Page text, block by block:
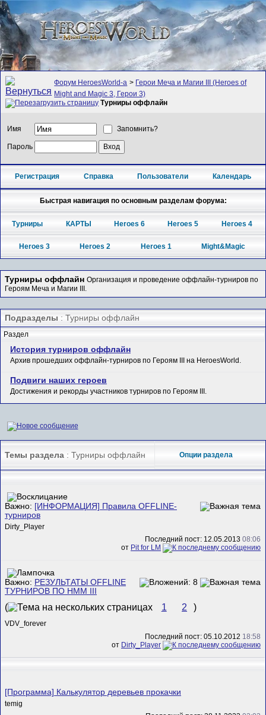
Форум HeroesWorld-а > Герои Меча и Магии III (Heroes of
Might and Magic 3, Герои 3)
Турниры оффлайн
Имя Запомнить?
Пароль
Регистрация Справка Пользователи Календарь
Быстрая навигация по основным разделам форума:
Турниры КАРТЫ Heroes 6 Heroes 5 Heroes 4
Heroes 3 Heroes 2 Heroes 1 Might&Magic
Турниры оффлайн Организация и проведение оффлайн-турниров по
Героям Меча и Магии III.
Подразделы : Турниры оффлайн
Раздел
История турниров оффлайн
Архив прошедших оффлайн-турниров по Героям III на HeroesWorld.
Подвиги наших героев
Достижения и рекорды участников турниров по Героям III.
Темы раздела : Турниры оффлайн Опции раздела
Важно: [ИНФОРМАЦИЯ] Правила OFFLINE-
турниров
Dirty_Player
Последний пост: 12.05.2013 08:06
от Pit for LM
Важно: РЕЗУЛЬТАТЫ OFFLINE
ТУРНИРОВ ПО HMM III
( 1 2 )
VDV_forever
Последний пост: 05.10.2012 18:58
от Dirty_Player
[Программа] Калькулятор деревьев прокачки
temig